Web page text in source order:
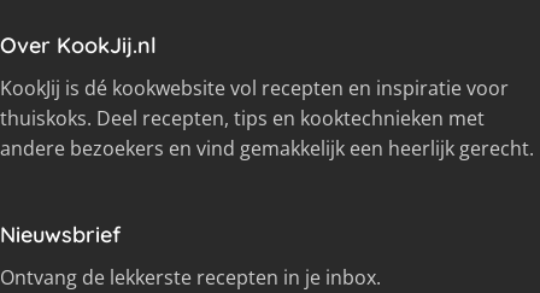
Over KookJij.nl
KookJij is dé kookwebsite vol recepten en inspiratie voor
thuiskoks. Deel recepten, tips en kooktechnieken met
andere bezoekers en vind gemakkelijk een heerlijk gerecht.
Nieuwsbrief
Ontvang de lekkerste recepten in je inbox.